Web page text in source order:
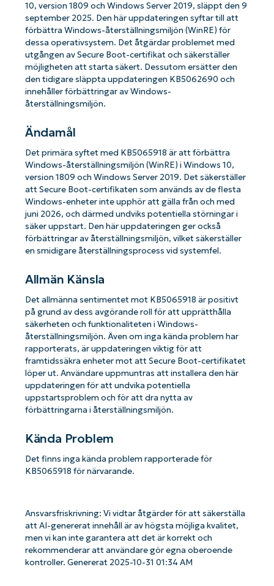
10, version 1809 och Windows Server 2019, släppt den 9
september 2025. Den här uppdateringen syftar till att
förbättra Windows-återställningsmiljön (WinRE) för
dessa operativsystem. Det åtgärdar problemet med
utgången av Secure Boot-certifikat och säkerställer
möjligheten att starta säkert. Dessutom ersätter den
den tidigare släppta uppdateringen KB5062690 och
innehåller förbättringar av Windows-
återställningsmiljön.
Ändamål
Det primära syftet med KB5065918 är att förbättra
Windows-återställningsmiljön (WinRE) i Windows 10,
version 1809 och Windows Server 2019. Det säkerställer
att Secure Boot-certifikaten som används av de flesta
Windows-enheter inte upphör att gälla från och med
juni 2026, och därmed undviks potentiella störningar i
säker uppstart. Den här uppdateringen ger också
förbättringar av återställningsmiljön, vilket säkerställer
en smidigare återställningsprocess vid systemfel.
Allmän Känsla
Det allmänna sentimentet mot KB5065918 är positivt
på grund av dess avgörande roll för att upprätthålla
säkerheten och funktionaliteten i Windows-
återställningsmiljön. Även om inga kända problem har
rapporterats, är uppdateringen viktig för att
framtidssäkra enheter mot att Secure Boot-certifikatet
löper ut. Användare uppmuntras att installera den här
uppdateringen för att undvika potentiella
uppstartsproblem och för att dra nytta av
förbättringarna i återställningsmiljön.
Kända Problem
Det finns inga kända problem rapporterade för
KB5065918 för närvarande.
Ansvarsfriskrivning: Vi vidtar åtgärder för att säkerställa
att AI-genererat innehåll är av högsta möjliga kvalitet,
men vi kan inte garantera att det är korrekt och
rekommenderar att användare gör egna oberoende
kontroller. Genererat 2025-10-31 01:34 AM